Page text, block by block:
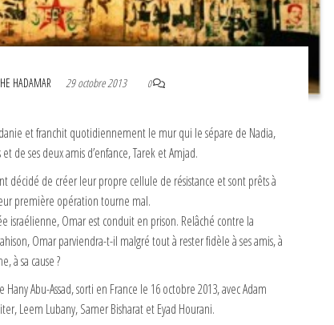
HADAMAR 29 octobre 2013 0
et franchit quotidiennement le mur qui le sépare de Nadia,
de ses deux amis d’enfance, Tarek et Amjad.
décidé de créer leur propre cellule de résistance et sont prêts à
première opération tourne mal.
israélienne, Omar est conduit en prison. Relâché contre la
Omar parviendra-t-il malgré tout à rester fidèle à ses amis, à
à sa cause ?
Abu-Assad, sorti en France le 16 octobre 2013, avec Adam
Leem Lubany, Samer Bisharat et Eyad Hourani.